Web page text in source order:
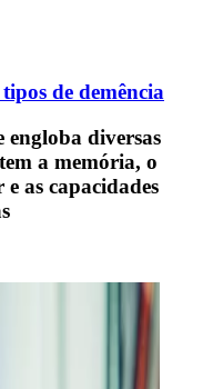
de demência
engloba diversas
a memória, o
as capacidades